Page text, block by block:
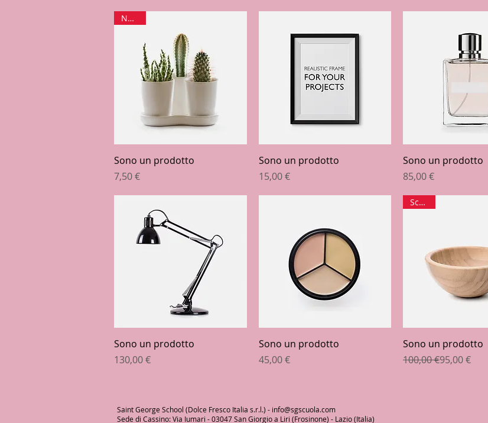
Vista rapida
Nuovo
Sono un prodotto
Prezzo
7,50 €
Vista rapida
Sono un prodotto
Prezzo
15,00 €
Vista rapida
Sono un prodotto
Prezzo
85,00 €
Vista rapida
Sono un prodotto
Prezzo
130,00 €
Vista rapida
Sono un prodotto
Prezzo
45,00 €
Vista rapida
Sconto
Sono un prodotto
Prezzo regolare
100,00 €
Prezzo scontato
95,00 €
Saint George School (Dolce Fresco Italia s.r.l.) - info@sgscuola.com
Sede di Cassino: Via Iumari - 03047 San Giorgio a Liri (Frosinone) - Lazio (Italia)